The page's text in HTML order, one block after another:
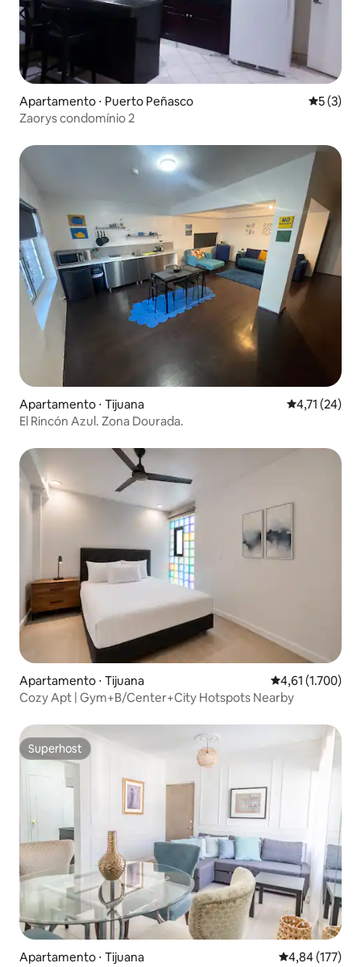
Apartamento ⋅ Puerto Peñasco 5 de
5 (3)
Zaorys condomínio 2
Apartamento ⋅ Tijuana 4,71 de uma
4,71 (24)
El Rincón Azul. Zona Dourada.
Apartamento ⋅ Tijuana 4,61 de uma
4,61 (1.700)
Cozy Apt | Gym+B/Center+City Hotspots Nearby
Superhost
Superhost
Apartamento ⋅ Tijuana 4,84 de uma
4,84 (177)